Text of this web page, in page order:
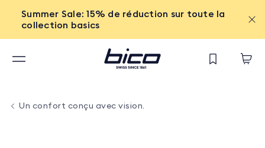
Summer Sale: 15% de réduction sur toute la
collection basics
Un confort conçu avec vision.